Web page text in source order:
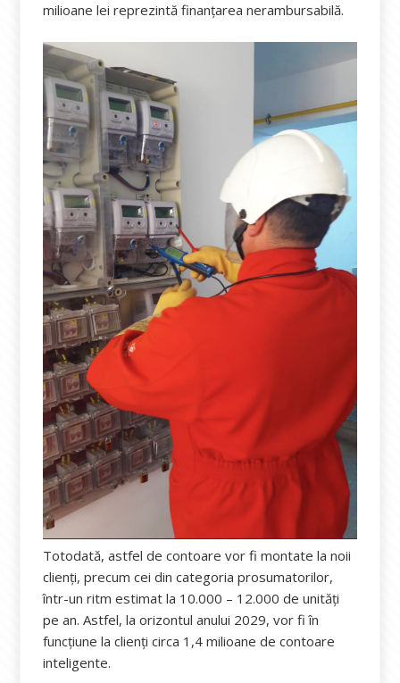
milioane lei reprezintă finanțarea nerambursabilă.
Totodată, astfel de contoare vor fi montate la noii
clienți, precum cei din categoria prosumatorilor,
într-un ritm estimat la 10.000 – 12.000 de unități
pe an. Astfel, la orizontul anului 2029, vor fi în
funcțiune la clienți circa 1,4 milioane de contoare
inteligente.